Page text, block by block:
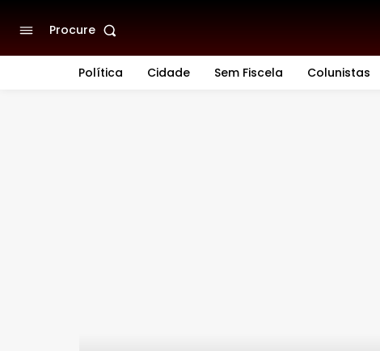
Procure
Política Cidade Sem Fiscela Colunistas